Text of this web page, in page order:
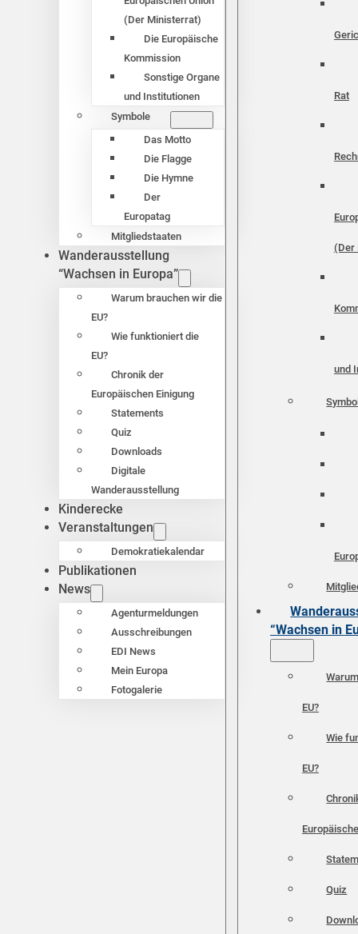
(Der Ministerrat)
Die Europäische
Kommission
Sonstige Organe
und Institutionen
Symbole
Das Motto
Die Flagge
Die Hymne
Der
Europatag
Mitgliedstaaten
Wanderausstellung
“Wachsen in Europa”
Warum brauchen wir die
EU?
Wie funktioniert die
EU?
Chronik der
Europäischen Einigung
Statements
Quiz
Downloads
Digitale
Wanderausstellung
Kinderecke
Veranstaltungen
Demokratiekalendar
Publikationen
News
Agenturmeldungen
Ausschreibungen
EDI News
Mein Europa
Fotogalerie
Rat
(Der
und
“Wachsen in
EU?
Wie
EU?
Quiz